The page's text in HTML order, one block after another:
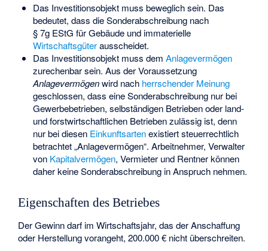
Das Investitionsobjekt muss beweglich sein. Das
bedeutet, dass die Sonderabschreibung nach
§ 7g EStG für Gebäude und immaterielle
Wirtschaftsgüterausscheidet.
Das Investitionsobjekt muss dem Anlagevermögen
zurechenbar sein. Aus der Voraussetzung
Anlagevermögenwird nach herrschender Meinung
geschlossen, dass eine Sonderabschreibung nur bei
Gewerbebetrieben, selbständigen Betrieben oder land-
und forstwirtschaftlichen Betrieben zulässig ist, denn
nur bei diesen Einkunftsartenexistiert steuerrechtlich
betrachtet „Anlagevermögen“. Arbeitnehmer, Verwalter
von Kapitalvermögen, Vermieter und Rentner können
daher keine Sonderabschreibung in Anspruch nehmen.
Eigenschaften des Betriebes
Der Gewinn darf im Wirtschaftsjahr, das der Anschaffung
oder Herstellung vorangeht, 200.000 € nicht überschreiten.